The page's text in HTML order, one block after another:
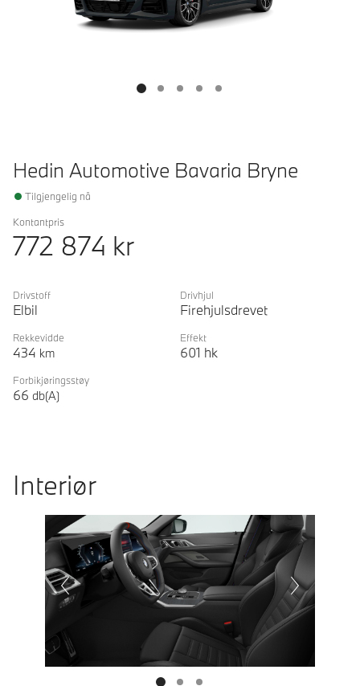
Hedin Automotive Bavaria Bryne
Tilgjengelig nå
Kontantpris
772 874 kr
Drivstoff
Elbil
Drivhjul
Firehjulsdrevet
Rekkevidde
434 km
Effekt
601 hk
Forbikjøringsstøy
66 db(A)
Interiør
Prevoius
Next